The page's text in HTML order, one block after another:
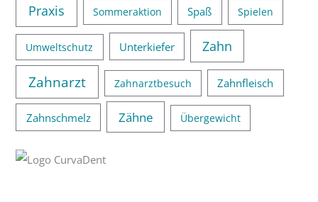
Praxis Sommeraktion Spaß Spielen
Umweltschutz Unterkiefer Zahn
Zahnarzt Zahnarztbesuch Zahnfleisch
Zahnschmelz Zähne Übergewicht